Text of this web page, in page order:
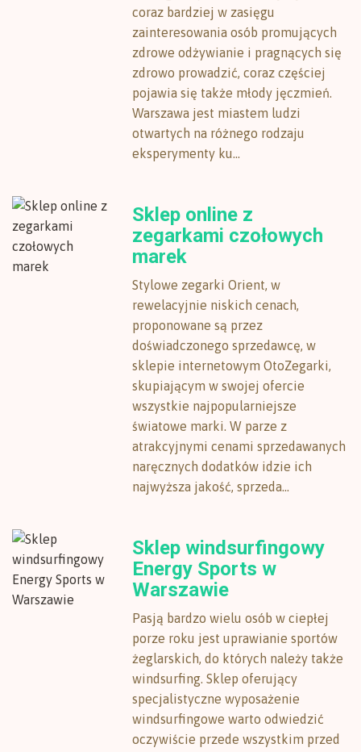
coraz bardziej w zasięgu
zainteresowania osób promujących
zdrowe odżywianie i pragnących się
zdrowo prowadzić, coraz częściej
pojawia się także młody jęczmień.
Warszawa jest miastem ludzi
otwartych na różnego rodzaju
eksperymenty ku...
Sklep online z
zegarkami czołowych
marek
Stylowe zegarki Orient, w
rewelacyjnie niskich cenach,
proponowane są przez
doświadczonego sprzedawcę, w
sklepie internetowym OtoZegarki,
skupiającym w swojej ofercie
wszystkie najpopularniejsze
światowe marki. W parze z
atrakcyjnymi cenami sprzedawanych
naręcznych dodatków idzie ich
najwyższa jakość, sprzeda...
Sklep windsurfingowy
Energy Sports w
Warszawie
Pasją bardzo wielu osób w ciepłej
porze roku jest uprawianie sportów
żeglarskich, do których należy także
windsurfing. Sklep oferujący
specjalistyczne wyposażenie
windsurfingowe warto odwiedzić
oczywiście przede wszystkim przed